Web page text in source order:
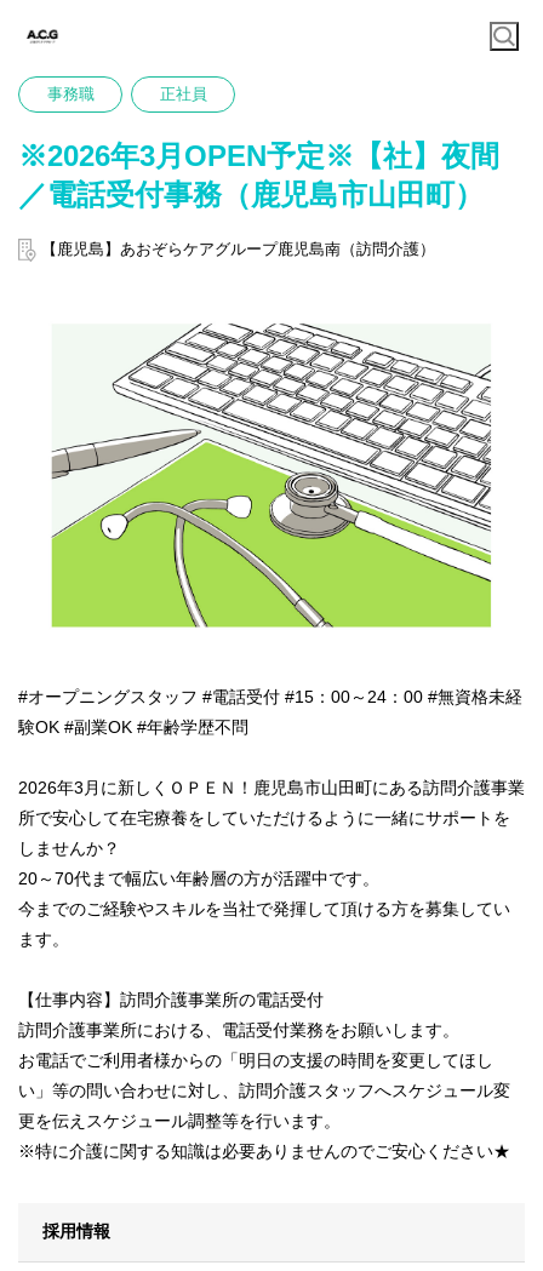
事務職 正社員
※2026年3月OPEN予定※【社】夜間
／電話受付事務（鹿児島市山田町）
【鹿児島】あおぞらケアグループ鹿児島南（訪問介護）
#オープニングスタッフ #電話受付 #15：00～24：00 #無資格未経
験OK #副業OK #年齢学歴不問
2026年3月に新しくＯＰＥＮ！鹿児島市山田町にある訪問介護事業
所で安心して在宅療養をしていただけるように一緒にサポートを
しませんか？
20～70代まで幅広い年齢層の方が活躍中です。
今までのご経験やスキルを当社で発揮して頂ける方を募集してい
ます。
【仕事内容】訪問介護事業所の電話受付
訪問介護事業所における、電話受付業務をお願いします。
お電話でご利用者様からの「明日の支援の時間を変更してほし
い」等の問い合わせに対し、訪問介護スタッフへスケジュール変
更を伝えスケジュール調整等を行います。
※特に介護に関する知識は必要ありませんのでご安心ください★
採用情報